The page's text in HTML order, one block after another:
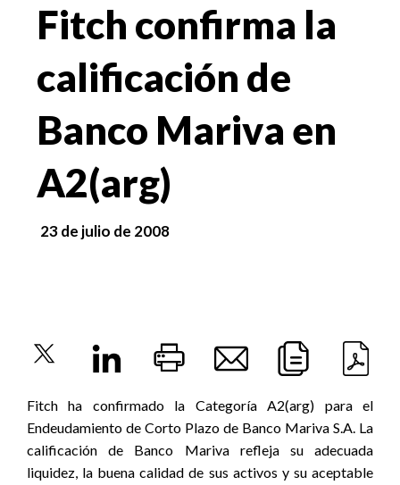
Fitch confirma la
calificación de
Banco Mariva en
A2(arg)
23 de julio de 2008
Fitch ha confirmado la Categoría A2(arg) para el
Endeudamiento de Corto Plazo de Banco Mariva S.A. La
calificación de Banco Mariva refleja su adecuada
liquidez, la buena calidad de sus activos y su aceptable